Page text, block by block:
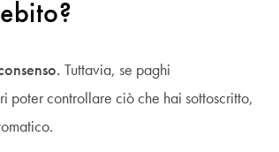
Tuttavia, se paghi
poter controllare ciò che hai sottoscritto,